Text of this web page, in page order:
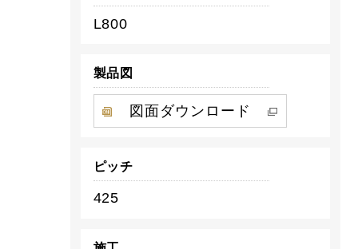
L800
製品図
図面ダウンロード
ピッチ
425